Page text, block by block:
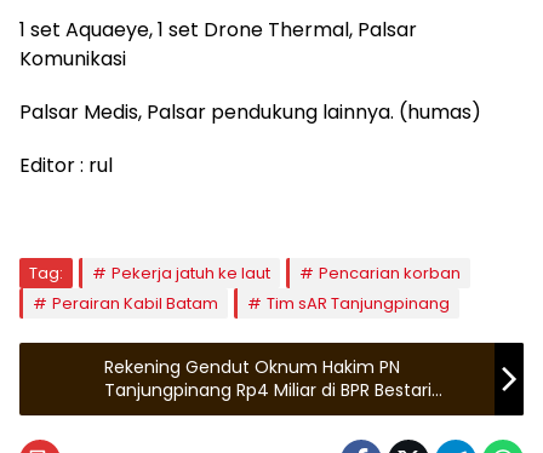
1 set Aquaeye, 1 set Drone Thermal, Palsar
Komunikasi
Palsar Medis, Palsar pendukung lainnya. (humas)
Editor : rul
Tag: Pekerja jatuh ke laut
Pencarian korban
Perairan Kabil Batam
Tim sAR Tanjungpinang
Rekening Gendut Oknum Hakim PN
Tanjungpinang Rp4 Miliar di BPR Bestari
Dipertanyakan